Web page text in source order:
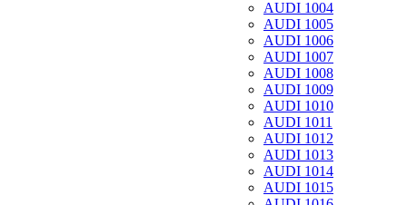
AUDI 1004
AUDI 1005
AUDI 1006
AUDI 1007
AUDI 1008
AUDI 1009
AUDI 1010
AUDI 1011
AUDI 1012
AUDI 1013
AUDI 1014
AUDI 1015